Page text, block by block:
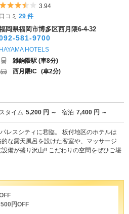
5つ星のうち3.5
3.94
口コミ29 件
岡県福岡市博多区西月隈6-4-32
581-9700
HAYAMA HOTELS
雑餉隈駅 (車8分)
西月隈IC (車2分)
タイム 5,200 円 ～ 宿泊 7,400 円 ～
レスシティに君臨。 板付地区のホテルは
な露天風呂を設けた客室や、マッサージ
備が盛り沢山‼ こだわりの空間をぜひご堪
円OFF